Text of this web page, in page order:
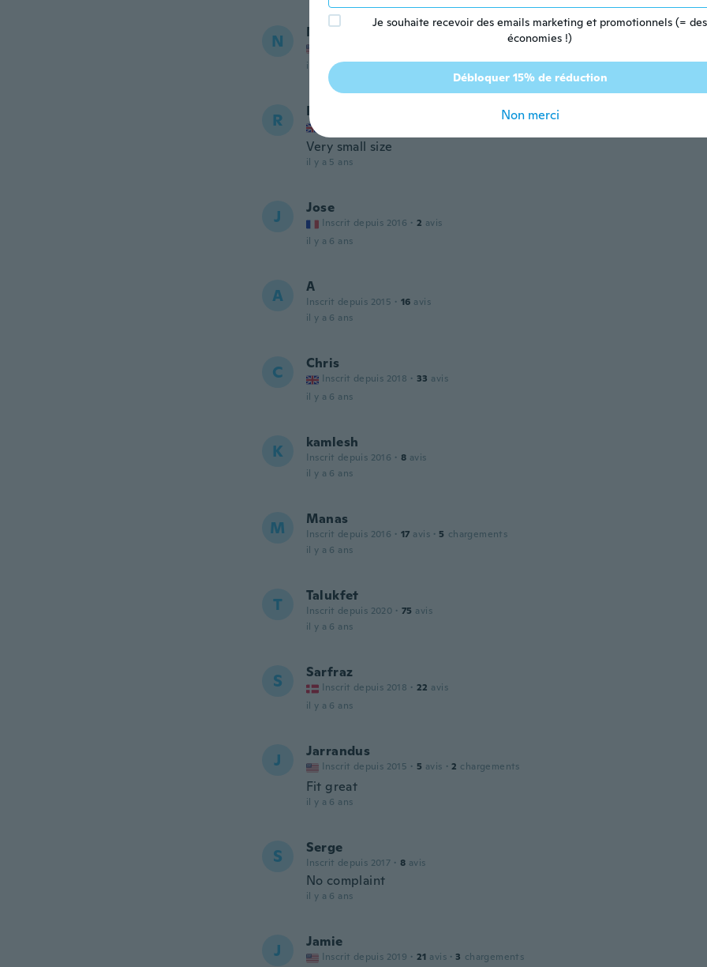
N Nelson
il y a 5 ans
R Richard
Very small size
il y a 5 ans
J Jose
Inscrit depuis 2016 · 2 avis
il y a 6 ans
A A
Inscrit depuis 2015 · 16 avis
il y a 6 ans
C Chris
Inscrit depuis 2018 · 33 avis
il y a 6 ans
K kamlesh
Inscrit depuis 2016 · 8 avis
il y a 6 ans
M Manas
Inscrit depuis 2016 · 17 avis · 5 chargements
il y a 6 ans
T Talukfet
Inscrit depuis 2020 · 75 avis
il y a 6 ans
S Sarfraz
Inscrit depuis 2018 · 22 avis
il y a 6 ans
J Jarrandus
Inscrit depuis 2015 · 5 avis · 2 chargements
Fit great
il y a 6 ans
S Serge
Inscrit depuis 2017 · 8 avis
No complaint
il y a 6 ans
J Jamie
Inscrit depuis 2019 · 21 avis · 3 chargements
Je souhaite recevoir des emails marketing et promotionnels (= des
économies !)
Débloquer 15% de réduction
Non merci